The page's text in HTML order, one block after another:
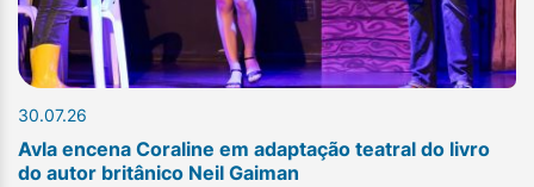
30.07.26
Avla encena Coraline em adaptação teatral do livro
do autor britânico Neil Gaiman